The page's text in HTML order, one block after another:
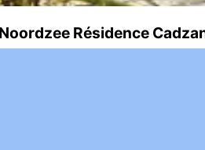
Résidence